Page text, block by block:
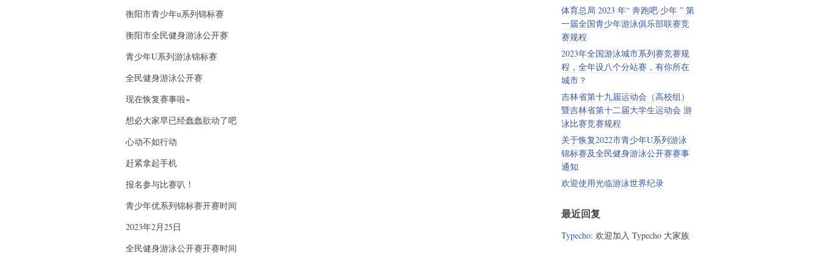
衡阳市青少年u系列锦标赛
衡阳市全民健身游泳公开赛
青少年U系列游泳锦标赛
全民健身游泳公开赛
现在恢复赛事啦~
想必大家早已经蠢蠢欲动了吧
心动不如行动
赶紧拿起手机
报名参与比赛叭！
青少年优系列锦标赛开赛时间
2023年2月25日
全民健身游泳公开赛开赛时间
体育总局 2023 年“ 奔跑吧·少年 ” 第
一届全国青少年游泳俱乐部联赛竞
赛规程
2023年全国游泳城市系列赛竞赛规
程，全年设八个分站赛，有你所在
城市？
吉林省第十九届运动会（高校组）
暨吉林省第十二届大学生运动会 游
泳比赛竞赛规程
关于恢复2022市青少年U系列游泳
锦标赛及全民健身游泳公开赛赛事
通知
欢迎使用光临游泳世界纪录
最近回复
Typecho: 欢迎加入 Typecho 大家族